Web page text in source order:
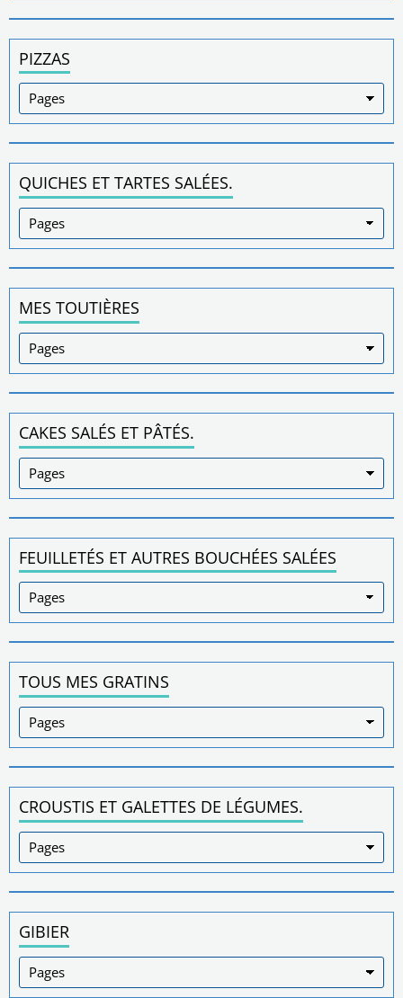
PIZZAS
QUICHES ET TARTES SALÉES.
MES TOUTIÈRES
CAKES SALÉS ET PÂTÉS.
FEUILLETÉS ET AUTRES BOUCHÉES SALÉES
TOUS MES GRATINS
CROUSTIS ET GALETTES DE LÉGUMES.
GIBIER